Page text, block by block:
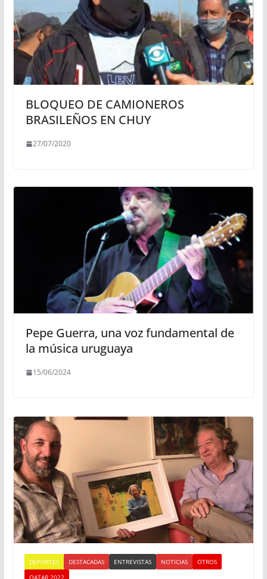
BLOQUEO DE CAMIONEROS
BRASILEÑOS EN CHUY
27/07/2020
Pepe Guerra, una voz fundamental de
la música uruguaya
15/06/2024
DEPORTES DESTACADAS ENTREVISTAS NOTICIAS
OTROS
QATAR 2022